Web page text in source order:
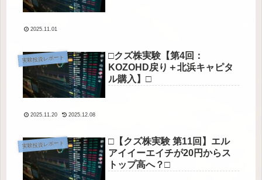
2025.11.01
実験投資レポート
□クズ株実験【第4回：
KOZOHD戻り＋北浜キャピタ
ル購入】□
2025.11.20 2025.12.08
実験投資レポート
□【クズ株実験 第11回】エル
アイイーエイチが20円からス
トップ高へ？□